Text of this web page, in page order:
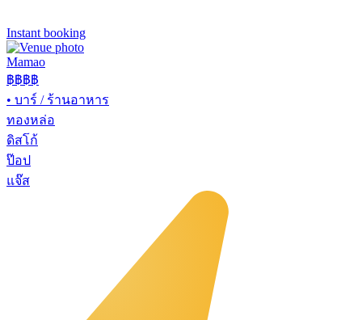
Instant booking
Mamao
฿฿฿฿
• บาร์ / ร้านอาหาร
ทองหล่อ
ดิสโก้
ป๊อป
แจ๊ส